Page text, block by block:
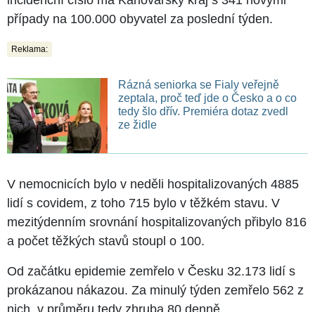
případy na 100.000 obyvatel za poslední týden.
Reklama:
Rázná seniorka se Fialy veřejně
zeptala, proč teď jde o Česko a o co
tedy šlo dřív. Premiéra dotaz zvedl
ze židle
V nemocnicích bylo v neděli hospitalizovaných 4885
lidí s covidem, z toho 715 bylo v těžkém stavu. V
mezitýdenním srovnání hospitalizovaných přibylo 816
a počet těžkých stavů stoupl o 100.
Od začátku epidemie zemřelo v Česku 32.173 lidí s
prokázanou nákazou. Za minulý týden zemřelo 562 z
nich, v průměru tedy zhruba 80 denně.